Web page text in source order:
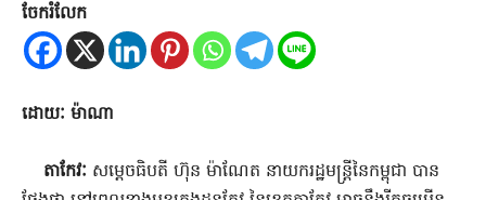
ចែករំលែក
ដោយៈ ម៉ាណា
តាកែវៈ សម្ដេចធិបតី ហ៊ុន ម៉ាណែត នាយករដ្ឋមន្ដ្រីនៃកម្ពុជា បាន